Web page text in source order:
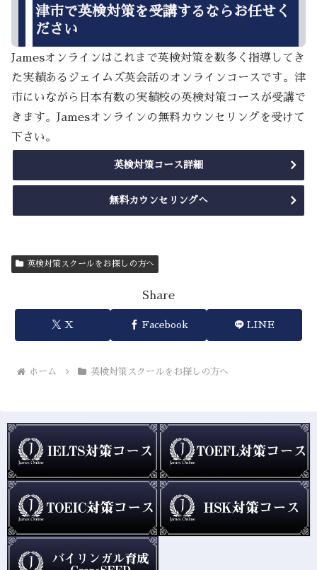
津市で英検対策を受講するならお任せく
ださい
Jamesオンラインはこれまで英検対策を数多く指導してき
た実績あるジェイムズ英会話のオンラインコースです。津
市にいながら日本有数の実績校の英検対策コースが受講で
きます。Jamesオンラインの無料カウンセリングを受けて
下さい。
英検対策コース詳細
無料カウンセリングへ
英検対策スクールをお探しの方へ
Share
X Facebook LINE
ホーム 英検対策スクールをお探しの方へ